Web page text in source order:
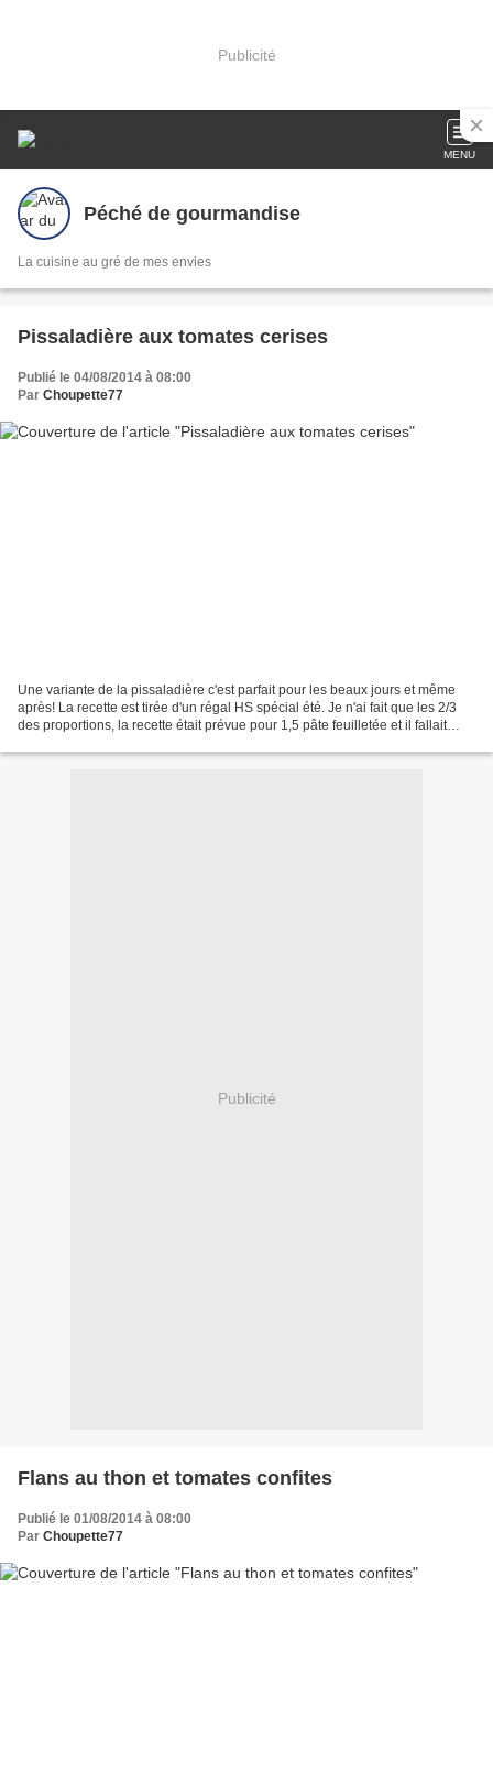
Publicité
MENU
Péché de gourmandise
La cuisine au gré de mes envies
Pissaladière aux tomates cerises
Publié le 04/08/2014 à 08:00
Par Choupette77
Une variante de la pissaladière c'est parfait pour les beaux jours et même
après! La recette est tirée d'un régal HS spécial été. Je n'ai fait que les 2/3
des proportions, la recette était prévue pour 1,5 pâte feuilletée et il fallait
Publicité
Flans au thon et tomates confites
Publié le 01/08/2014 à 08:00
Par Choupette77